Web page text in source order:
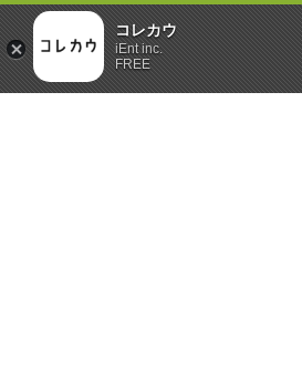
コレカウ
iEnt inc.
FREE